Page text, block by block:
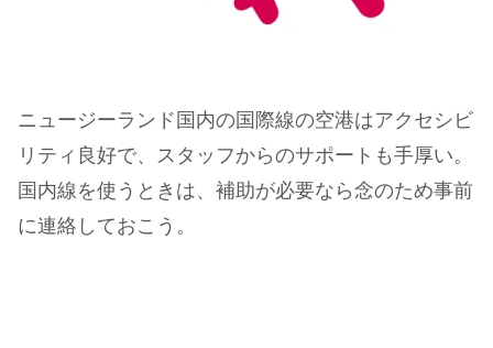
ニュージーランド国内の国際線の空港はアクセシビ
リティ良好で、スタッフからのサポートも手厚い。
国内線を使うときは、補助が必要なら念のため事前
に連絡しておこう。